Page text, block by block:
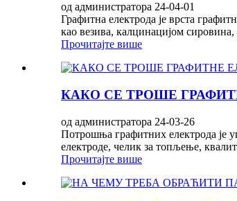
од администратора 24-04-01
Графитна електрода је врста
као везива, калцинацијом
Прочитајте више
КАКО СЕ ТРОШЕ
од администратора 24-03-26
Потрошња графитних електрода је
електроде, челик за топљење,
Прочитајте више